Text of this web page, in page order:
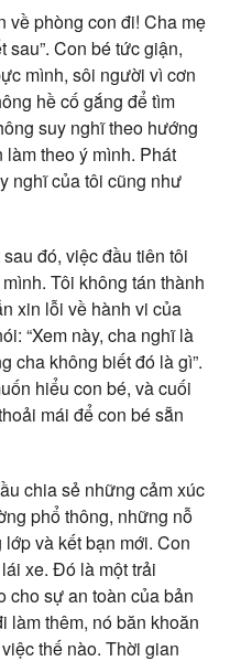
về phòng con đi! Cha mẹ
sau”. Con bé tức giận,
mình, sôi người vì cơn
hề cố gắng để tìm
suy nghĩ theo hướng
theo ý mình. Phát
nghĩ của tôi cũng như
đó, việc đầu tiên tôi
Tôi không tán thành
xin lỗi về hành vi của
“Xem này, cha nghĩ là
cha không biết đó là gì”.
hiểu con bé, và cuối
mái để con bé sẵn
chia sẻ những cảm xúc
phổ thông, những nỗ
và kết bạn mới. Con
xe. Đó là một trải
cho sự an toàn của bản
làm thêm, nó băn khoăn
thế nào. Thời gian